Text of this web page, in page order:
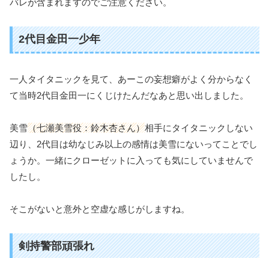
2代目金田一少年
一人タイタニックを見て、あーこの妄想癖がよく分からなく
て当時2代目金田一にくじけたんだなあと思い出しました。
美雪（七瀬美雪役：鈴木杏さん）相手にタイタニックしない
辺り、2代目は幼なじみ以上の感情は美雪にないってことでし
ょうか。一緒にクローゼットに入っても気にしていませんで
したし。
そこがないと意外と空虚な感じがしますね。
剣持警部頑張れ